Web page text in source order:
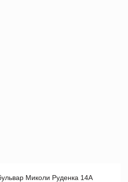
Миколи Руденка 14А